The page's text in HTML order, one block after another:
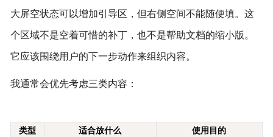
大屏空状态可以增加引导区，但右侧空间不能随便填。这
个区域不是空着可惜的补丁，也不是帮助文档的缩小版。
它应该围绕用户的下一步动作来组织内容。
我通常会优先考虑三类内容：
类型 适合放什么
使用目的